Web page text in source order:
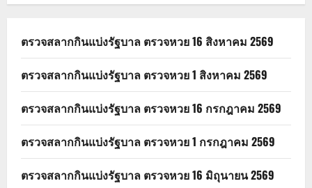
ตรวจสลากกินแบ่งรัฐบาล ตรวจหวย 16 สิงหาคม 2569
ตรวจสลากกินแบ่งรัฐบาล ตรวจหวย 1 สิงหาคม 2569
ตรวจสลากกินแบ่งรัฐบาล ตรวจหวย 16 กรกฎาคม 2569
ตรวจสลากกินแบ่งรัฐบาล ตรวจหวย 1 กรกฎาคม 2569
ตรวจสลากกินแบ่งรัฐบาล ตรวจหวย 16 มิถุนายน 2569